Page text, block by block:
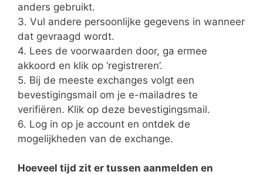
anders gebruikt.
3. Vul andere persoonlijke gegevens in wanneer
dat gevraagd wordt.
4. Lees de voorwaarden door, ga ermee
akkoord en klik op ‘registreren’.
5. Bij de meeste exchanges volgt een
bevestigingsmail om je e-mailadres te
verifiëren. Klik op deze bevestigingsmail.
6. Log in op je account en ontdek de
mogelijkheden van de exchange.
Hoeveel tijd zit er tussen aanmelden en